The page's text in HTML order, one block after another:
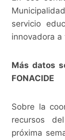
servicio
innovadora a
Más datos
FONACIDE
Sobre la
recursos
próxima